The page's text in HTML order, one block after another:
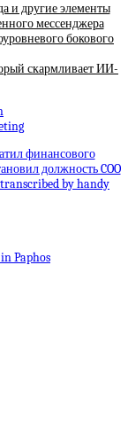
и другие элементы
мессенджера
бокового
скармливает ИИ-
финансового
должность COO
by handy
Paphos